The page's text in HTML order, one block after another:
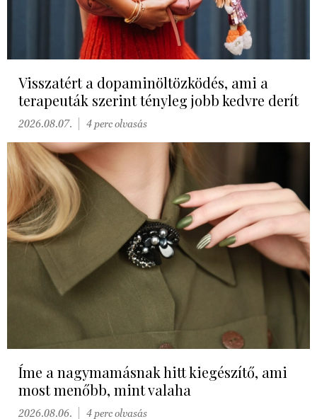
Visszatért a dopaminöltözködés, ami a
terapeuták szerint tényleg jobb kedvre derít
2026.08.07. 4 perc olvasás
Íme a nagymamásnak hitt kiegészítő, ami
most menőbb, mint valaha
2026.08.06. 4 perc olvasás